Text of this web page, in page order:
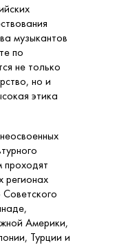
музыкантов
по
не только
но и
этика
проходят
регионах
Америки,
Турции и